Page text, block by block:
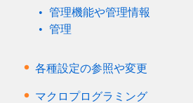
管理機能や管理情報
管理
各種設定の参照や変更
マクロプログラミング